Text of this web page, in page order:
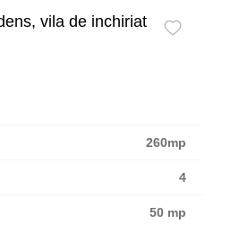
vila de inchiriat
260mp
4
50 mp